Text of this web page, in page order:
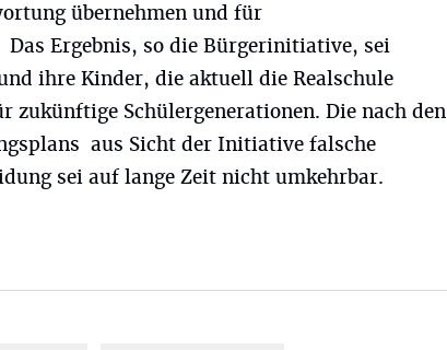
übernehmen und für
Ergebnis, so die Bürgerinitiative, sei
ihre Kinder, die aktuell die Realschule
zukünftige Schülergenerationen. Die nach den
aus Sicht der Initiative falsche
sei auf lange Zeit nicht umkehrbar.